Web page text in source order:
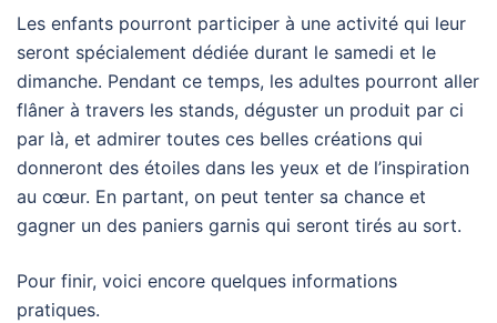
Les enfants pourront participer à une activité qui leur
seront spécialement dédiée durant le samedi et le
dimanche. Pendant ce temps, les adultes pourront aller
flâner à travers les stands, déguster un produit par ci
par là, et admirer toutes ces belles créations qui
donneront des étoiles dans les yeux et de l’inspiration
au cœur. En partant, on peut tenter sa chance et
gagner un des paniers garnis qui seront tirés au sort.
Pour finir, voici encore quelques informations
pratiques.